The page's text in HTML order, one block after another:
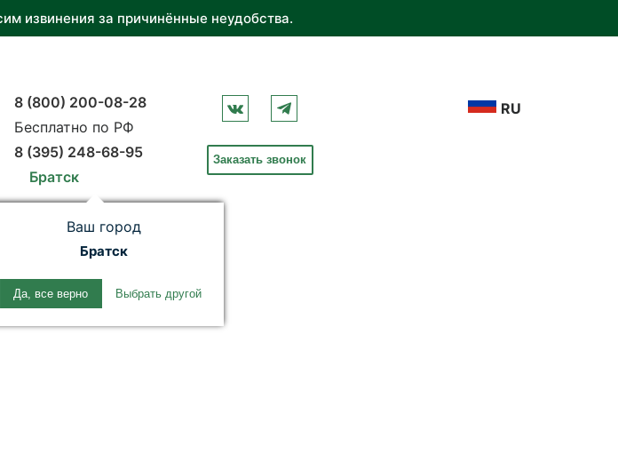
извинения за причинённые неудобства.
8 (800) 200-08-28
Бесплатно по РФ
8 (395) 248-68-95
Братск
Ваш город
Братск
Да, все верно Выбрать другой
Заказать звонок
RU